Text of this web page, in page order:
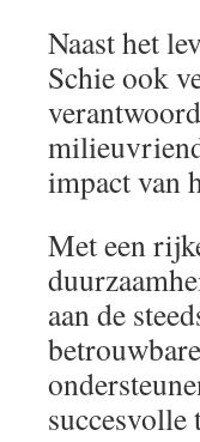
Naast het
Schie ook
impact van
Met een
aan de
succesvolle